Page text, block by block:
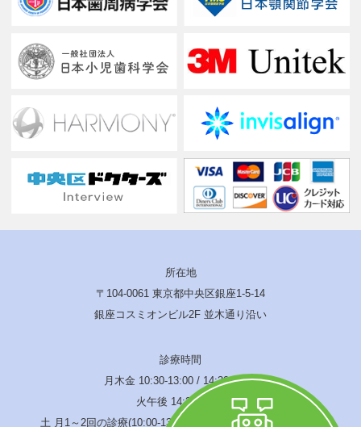
所在地
〒104-0061 東京都中央区銀座1-5-14
銀座コスミオンビル2F 並木通り沿い
診療時間
月木金 10:30-13:00 / 14:30-19:00
火午後 14:30-17:00
土 月1～2回の診療(10:00-13:00 / 14:00-17:00) 水･日･祝休診